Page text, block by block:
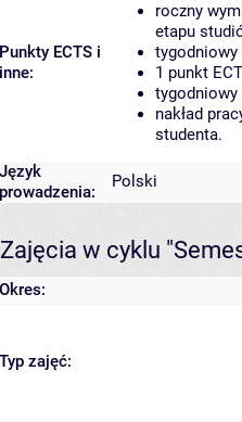
Punkty ECTS i
inne:
roczny
etapu
tygodniowy
1 punkt
tygodniowy
nakład
studenta.
Język
prowadzenia:
Polski
Zajęcia w cyklu
Okres:
Typ zajęć: